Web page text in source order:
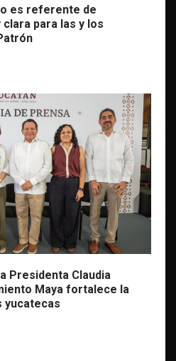
es referente de
para las y los
Presidenta Claudia
Maya fortalece la
yucatecas